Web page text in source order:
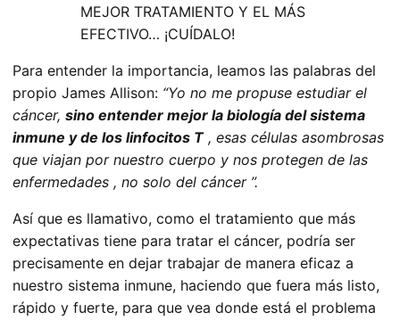
MEJOR TRATAMIENTO Y EL MÁS
EFECTIVO… ¡CUÍDALO!
Para entender la importancia, leamos las palabras del
propio James Allison: “Yo no me propuse estudiar el
cáncer, sino entender mejor la biología del sistema
inmune y de los linfocitos T, esas células asombrosas
que viajan por nuestro cuerpo y nos protegen de las
enfermedades , no solo del cáncer ”.
Así que es llamativo, como el tratamiento que más
expectativas tiene para tratar el cáncer, podría ser
precisamente en dejar trabajar de manera eficaz a
nuestro sistema inmune, haciendo que fuera más listo,
rápido y fuerte, para que vea donde está el problema